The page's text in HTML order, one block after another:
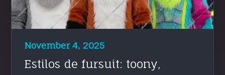
November 4, 2025
Estilos de fursuit: toony,